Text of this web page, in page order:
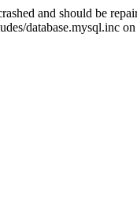
and should be
database.mysql.inc